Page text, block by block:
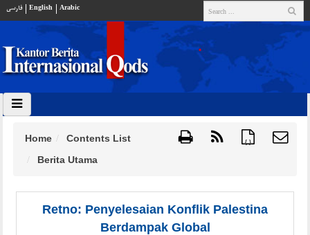
فارسي English Arabic
{ }
Home
Contents List
Berita Utama
Retno: Penyelesaian Konflik Palestina
Berdampak Global